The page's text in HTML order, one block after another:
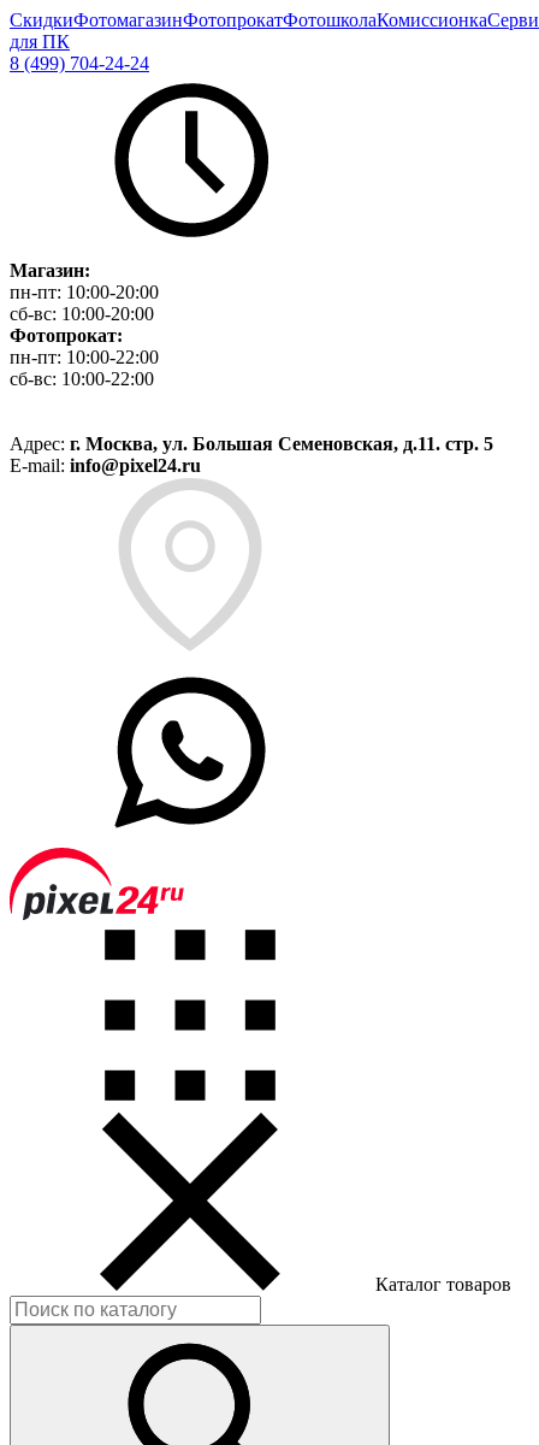
СкидкиФотомагазинФотопрокатФотошколаКомиссионка
для ПК
8 (499) 704-24-24
Магазин:
пн-пт: 10:00-20:00
сб-вс: 10:00-20:00
Фотопрокат:
пн-пт: 10:00-22:00
сб-вс: 10:00-22:00
Адрес: г. Москва, ул. Большая Семеновская, д.11. стр. 5
E-mail: info@pixel24.ru
Каталог товаров